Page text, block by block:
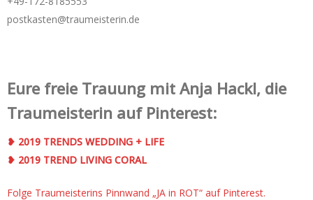
postkasten@traumeisterin.de
Eure freie Trauung mit Anja Hackl, die
Traumeisterin auf Pinterest:
❥ 2019 TRENDS WEDDING + LIFE
❥ 2019 TREND LIVING CORAL
Folge Traumeisterins Pinnwand „JA in ROT“ auf Pinterest.